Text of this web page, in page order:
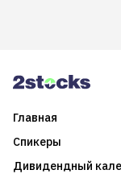
Главная
Спикеры
Дивидендный